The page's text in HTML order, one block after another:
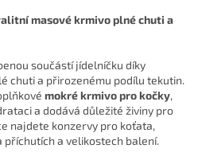
masové krmivo plné chuti a
součástí jídelníčku díky
chuti a přirozenému podílu tekutin.
mokré krmivo pro kočky,
a dodává důležité živiny pro
najdete konzervy pro koťata,
příchutích a velikostech balení.